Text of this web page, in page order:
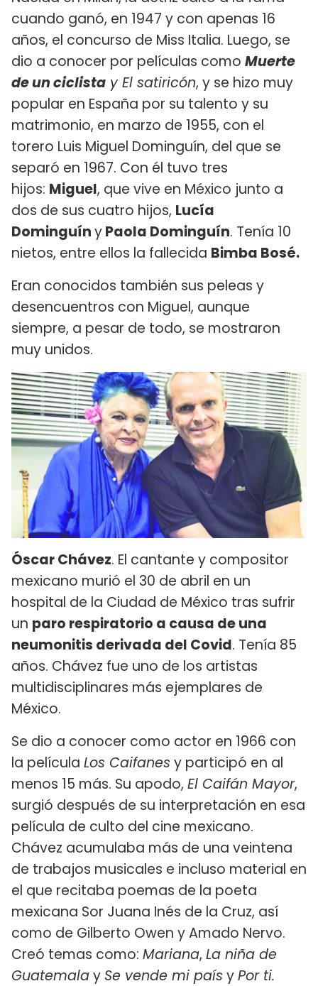
cuando ganó, en 1947 y con apenas 16
años, el concurso de Miss Italia. Luego, se
dio a conocer por películas como Muerte
de un ciclista y El satiricón, y se hizo muy
popular en España por su talento y su
matrimonio, en marzo de 1955, con el
torero Luis Miguel Dominguín, del que se
separó en 1967. Con él tuvo tres
hijos: Miguel, que vive en México junto a
dos de sus cuatro hijos, Lucía
DominguínyPaola Dominguín. Tenía 10
nietos, entre ellos la fallecida Bimba Bosé​.
Eran conocidos también sus peleas y
desencuentros con Miguel, aunque
siempre, a pesar de todo, se mostraron
muy unidos.
Óscar Chávez. El cantante y compositor
mexicano murió el 30 de abril en un
hospital de la Ciudad de México tras sufrir
un paro respiratorio a causa de una
neumonitis derivada del Covid. Tenía 85
años. Chávez fue uno de los artistas
multidisciplinares más ejemplares de
México.
Se dio a conocer como actor en 1966 con
la película Los Caifanes y participó en al
menos 15 más. Su apodo, El Caifán Mayor,
surgió después de su interpretación en esa
película de culto del cine mexicano.
Chávez acumulaba más de una veintena
de trabajos musicales e incluso material en
el que recitaba poemas de la poeta
mexicana Sor Juana Inés de la Cruz, así
como de Gilberto Owen y Amado Nervo.
Creó temas como: Mariana, La niña de
Guatemalay Se vende mi país yPor ti.